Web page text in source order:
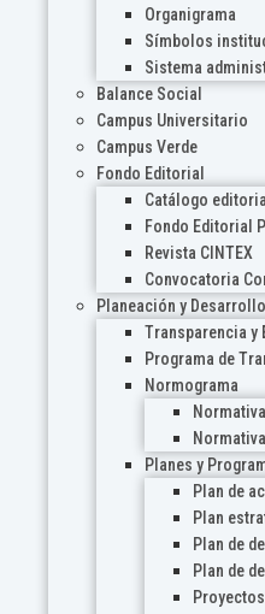
Organigrama
Símbolos
Sistema
Balance Social
Campus Universitario
Campus Verde
Fondo Editorial
Catálogo editorial
Fondo Editorial
Revista CINTEX
Convocatoria
Planeación y
Transparencia y
Programa de
Normograma
Planes y
Plan de
Plan
Plan de
Plan de